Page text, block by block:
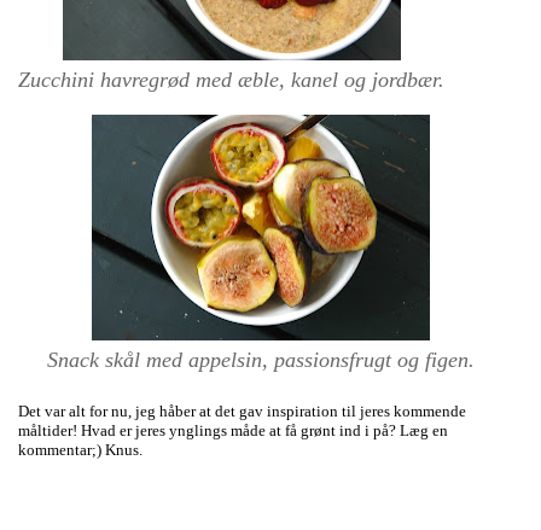
Zucchini havregrød med æble, kanel og jordbær.
Snack skål med appelsin, passionsfrugt og figen.
Det var alt for nu, jeg håber at det gav inspiration til jeres kommende
måltider! Hvad er jeres ynglings måde at få grønt ind i på? Læg en
kommentar;) Knus.